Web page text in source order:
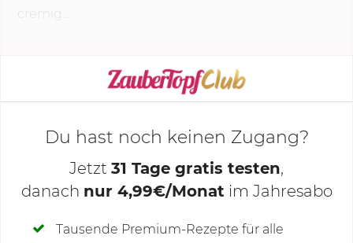
cremig...
KOCHMODUS STARTEN
Deine Notizen
Du hast noch keinen Zugang?
Jetzt 31 Tage gratis testen,
danach nur 4,99€/Monat im Jahresabo
Tausende Premium-Rezepte für alle